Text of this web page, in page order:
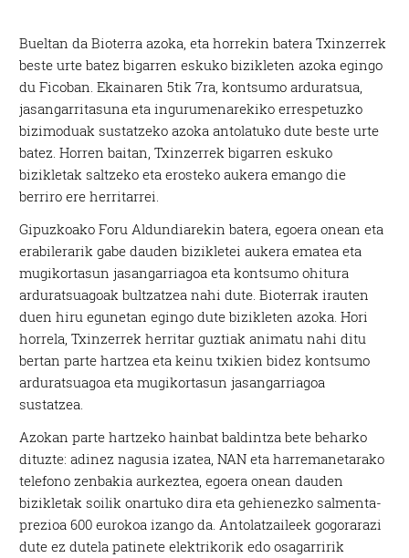
Bueltan da Bioterra azoka, eta horrekin batera Txinzerrek
beste urte batez bigarren eskuko bizikleten azoka egingo
du Ficoban. Ekainaren 5tik 7ra, kontsumo arduratsua,
jasangarritasuna eta ingurumenarekiko errespetuzko
bizimoduak sustatzeko azoka antolatuko dute beste urte
batez. Horren baitan, Txinzerrek bigarren eskuko
bizikletak saltzeko eta erosteko aukera emango die
berriro ere herritarrei.
Gipuzkoako Foru Aldundiarekin batera, egoera onean eta
erabilerarik gabe dauden bizikletei aukera ematea eta
mugikortasun jasangarriagoa eta kontsumo ohitura
arduratsuagoak bultzatzea nahi dute. Bioterrak irauten
duen hiru egunetan egingo dute bizikleten azoka. Hori
horrela, Txinzerrek herritar guztiak animatu nahi ditu
bertan parte hartzea eta keinu txikien bidez kontsumo
arduratsuagoa eta mugikortasun jasangarriagoa
sustatzea.
Azokan parte hartzeko hainbat baldintza bete beharko
dituzte: adinez nagusia izatea, NAN eta harremanetarako
telefono zenbakia aurkeztea, egoera onean dauden
bizikletak soilik onartuko dira eta gehienezko salmenta-
prezioa 600 eurokoa izango da. Antolatzaileek gogorarazi
dute ez dutela patinete elektrikorik edo osagarririk